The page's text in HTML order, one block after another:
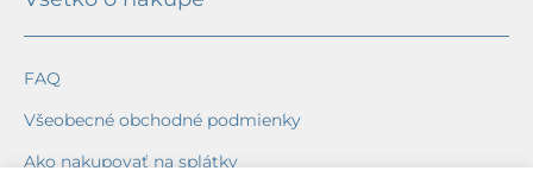
FAQ
Všeobecné obchodné podmienky
Ako nakupovať na splátky